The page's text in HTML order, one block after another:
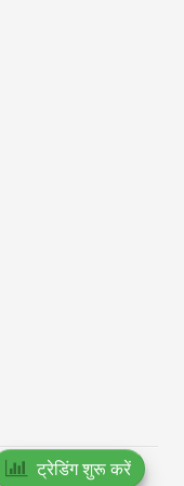
ट्रेडिंग शुरू करें